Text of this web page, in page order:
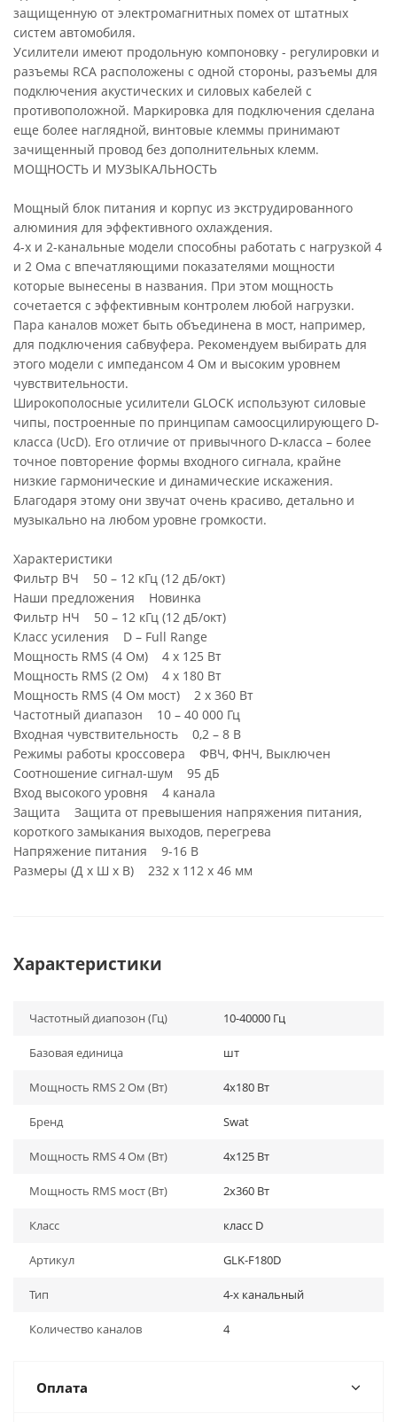
защищенную от электромагнитных помех от штатных
систем автомобиля.
Усилители имеют продольную компоновку - регулировки и
разъемы RCA расположены с одной стороны, разъемы для
подключения акустических и силовых кабелей с
противоположной. Маркировка для подключения сделана
еще более наглядной, винтовые клеммы принимают
зачищенный провод без дополнительных клемм.
МОЩНОСТЬ И МУЗЫКАЛЬНОСТЬ
Мощный блок питания и корпус из экструдированного
алюминия для эффективного охлаждения.
4-х и 2-канальные модели способны работать с нагрузкой 4
и 2 Ома с впечатляющими показателями мощности
которые вынесены в названия. При этом мощность
сочетается с эффективным контролем любой нагрузки.
Пара каналов может быть объединена в мост, например,
для подключения сабвуфера. Рекомендуем выбирать для
этого модели с импедансом 4 Ом и высоким уровнем
чувствительности.
Широкополосные усилители GLOCK используют силовые
чипы, построенные по принципам самоосцилирующего D-
класса (UcD). Его отличие от привычного D-класса – более
точное повторение формы входного сигнала, крайне
низкие гармонические и динамические искажения.
Благодаря этому они звучат очень красиво, детально и
музыкально на любом уровне громкости.
Характеристики
Фильтр ВЧ 50 – 12 кГц (12 дБ/окт)
Наши предложения Новинка
Фильтр НЧ 50 – 12 кГц (12 дБ/окт)
Класс усиления D – Full Range
Мощность RMS (4 Ом) 4 х 125 Вт
Мощность RMS (2 Ом) 4 х 180 Вт
Мощность RMS (4 Ом мост) 2 х 360 Вт
Частотный диапазон 10 – 40 000 Гц
Входная чувствительность 0,2 – 8 В
Режимы работы кроссовера ФВЧ, ФНЧ, Выключен
Соотношение сигнал-шум 95 дБ
Вход высокого уровня 4 канала
Защита Защита от превышения напряжения питания,
короткого замыкания выходов, перегрева
Напряжение питания 9-16 В
Размеры (Д х Ш х В) 232 х 112 х 46 мм
Характеристики
Частотный диапозон (Гц) 10-40000 Гц
Базовая единица шт
Мощность RMS 2 Ом (Вт) 4x180 Вт
Бренд Swat
Мощность RMS 4 Ом (Вт) 4х125 Вт
Мощность RMS мост (Вт) 2x360 Вт
Класс класс D
Артикул GLK-F180D
Тип 4-х канальный
Количество каналов 4
Оплата